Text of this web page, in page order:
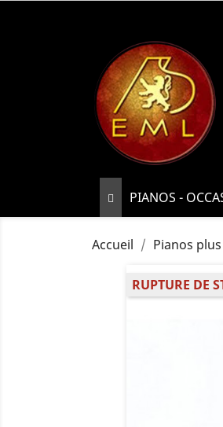
PIANOS -
Accueil Pianos
RUPTURE DE